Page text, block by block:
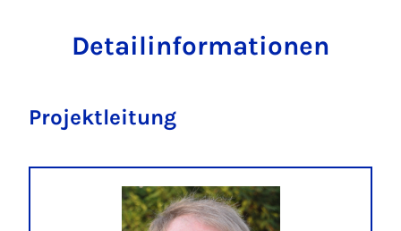
Detailinformationen
Projektleitung